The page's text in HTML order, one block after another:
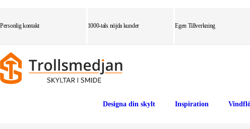
Personlig kontakt 1000-tals nöjda kunder Egen Tillverkning
Designa din skylt Inspiration